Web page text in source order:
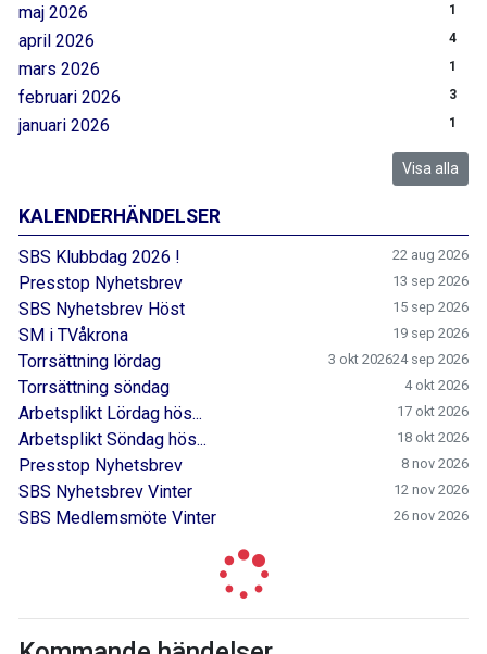
maj 2026 1
april 2026 4
mars 2026 1
februari 2026 3
januari 2026 1
Visa alla
KALENDERHÄNDELSER
SBS Klubbdag 2026 ! 22 aug 2026
Presstop Nyhetsbrev 13 sep 2026
SBS Nyhetsbrev Höst 15 sep 2026
SM i TVåkrona
19 sep 2026
24 sep 2026
Torrsättning lördag 3 okt 2026
Torrsättning söndag 4 okt 2026
Arbetsplikt Lördag hös... 17 okt 2026
Arbetsplikt Söndag hös... 18 okt 2026
Presstop Nyhetsbrev 8 nov 2026
SBS Nyhetsbrev Vinter 12 nov 2026
SBS Medlemsmöte Vinter 26 nov 2026